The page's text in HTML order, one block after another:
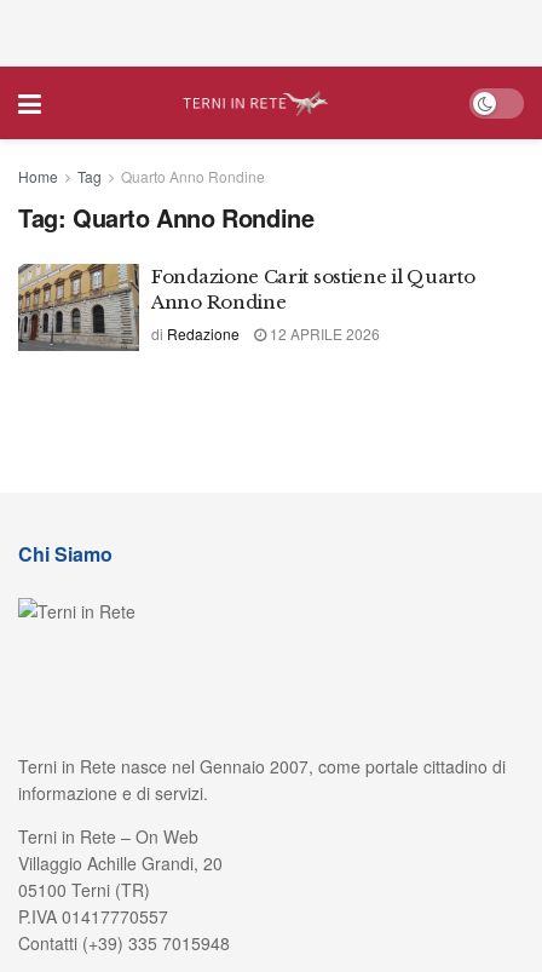
Home Tag Quarto Anno Rondine
Tag: Quarto Anno Rondine
Fondazione Carit sostiene il Quarto
Anno Rondine
di Redazione 12 APRILE 2026
Chi Siamo
Terni in Rete nasce nel Gennaio 2007, come portale cittadino di
informazione e di servizi.
Terni in Rete – On Web
Villaggio Achille Grandi, 20
05100 Terni (TR)
P.IVA 01417770557
Contatti (+39) 335 7015948